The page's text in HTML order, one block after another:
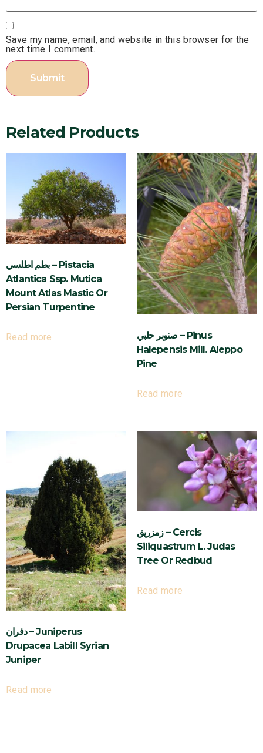
Save my name, email, and website in this browser for the
next time I comment.
Related Products
بطم اطلسي – Pistacia
Atlantica Ssp. Mutica
Mount Atlas Mastic Or
Persian Turpentine
Read more
صنوبر حلبي – Pinus
Halepensis Mill. Aleppo
Pine
Read more
دفران – Juniperus
Drupacea Labill Syrian
Juniper
Read more
زمزريق – Cercis
Siliquastrum L. Judas
Tree Or Redbud
Read more